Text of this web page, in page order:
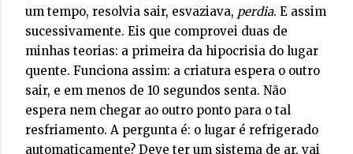
um tempo, resolvia sair, esvaziava, perdia. E assim
sucessivamente. Eis que comprovei duas de
minhas teorias: a primeira da hipocrisia do lugar
quente. Funciona assim: a criatura espera o outro
sair, e em menos de 10 segundos senta. Não
espera nem chegar ao outro ponto para o tal
resfriamento. A pergunta é: o lugar é refrigerado
automaticamente? Deve ter um sistema de ar, vai